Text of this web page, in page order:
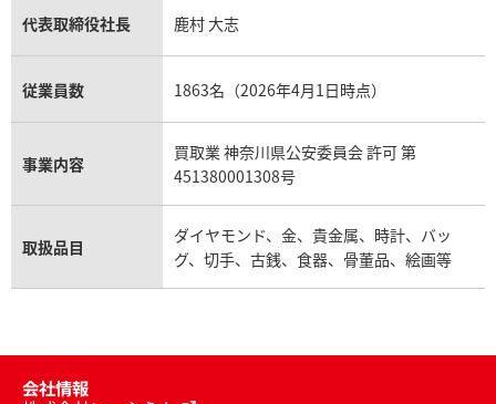
代表取締役社長 鹿村 大志
従業員数 1863名（2026年4月1日時点）
事業内容
買取業 神奈川県公安委員会 許可 第
451380001308号
取扱品目
ダイヤモンド、金、貴金属、時計、バッ
グ、切手、古銭、食器、骨董品、絵画等
会社情報